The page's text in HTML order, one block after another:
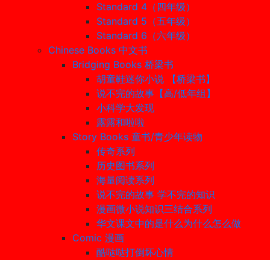
Standard 4（四年级）
Standard 5（五年级）
Standard 6（六年级）
Chinese Books 中文书
Bridging Books 桥梁书
胡童鞋迷你小说 【桥梁书】
说不完的故事【高/低年组】
小科学大发现
露露和啦啦
Story Books 童书/青少年读物
传奇系列
历史图书系列
海量阅读系列
说不完的故事 学不完的知识
漫画微小说知识三结合系列
华文课文中的是什么为什么怎么做
Comic 漫画
酷哒哒打倒坏心情